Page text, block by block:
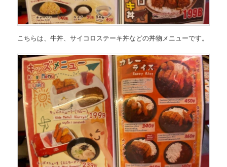
こちらは、牛丼、サイコロステーキ丼などの丼物メニューです。